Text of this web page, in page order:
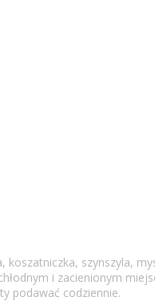
koszatniczka, szynszyla,
i zacienionym
podawać codziennie.